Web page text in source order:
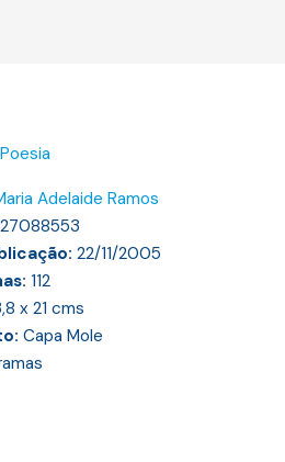
Poesia
Adelaide Ramos
22/11/2005
112
x 21 cms
Capa Mole